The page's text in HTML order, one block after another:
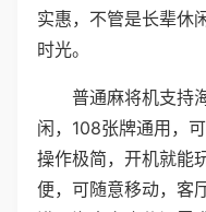
实惠，不管是长辈休
时光。
普通麻将机支持
闲，108张牌通用，
操作极简，开机就能
便，可随意移动，客